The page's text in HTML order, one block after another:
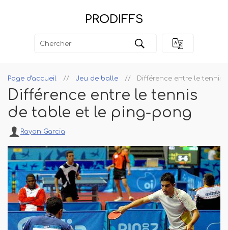
PRODIFFS
Page d'accueil Jeu de balle Différence entre le tennis
Différence entre le tennis
de table et le ping-pong
Rayan Garcia